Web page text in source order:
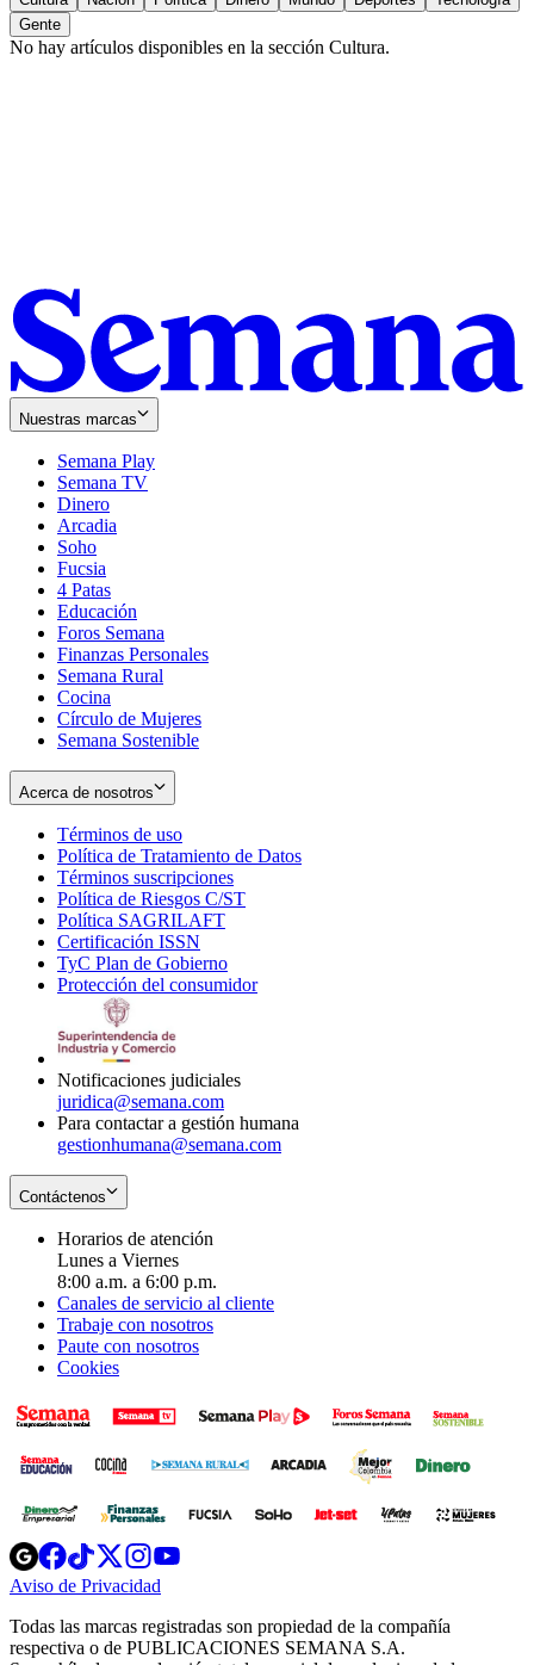
Gente
No hay artículos disponibles en la sección Cultura.
Nuestras marcas
Semana Play
Semana TV
Dinero
Arcadia
Soho
in
new
window
Fucsia
in
new
window
4 Patas
Educación
Foros Semana
Finanzas Personales
Semana Rural
Cocina
Círculo de Mujeres
Semana Sostenible
Acerca de nosotros
Términos de uso
in
new
window
Política de Tratamiento de Datos
Términos suscripciones
in
Política de Riesgos C/ST
Política SAGRILAFT
new
window
Certificación ISSN
in
new
TyC Plan de Gobierno
in
Protección del consumidorOpens
Notificaciones judiciales
juridica@semana.com
Para contactar a gestión humana
gestionhumana@semana.com
Contáctenos
Horarios de atención
Lunes a Viernes
8:00 a.m. a 6:00 p.m.
Canales de servicio al cliente
Trabaje con nosotros
Paute con nosotros
Cookies
Opens
in
new
Opens
in
new
Opens
in
new
window
Opens
new
windowwindow
Aviso de Privacidad
new
window
Todas las marcas registradas son propiedad de la compañía
respectiva o de PUBLICACIONES SEMANA S.A.